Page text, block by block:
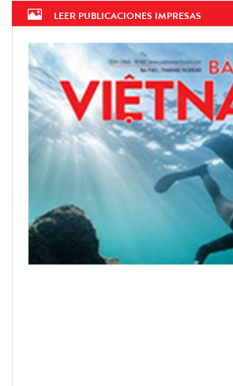
LEER PUBLICACIONES IMPRESAS